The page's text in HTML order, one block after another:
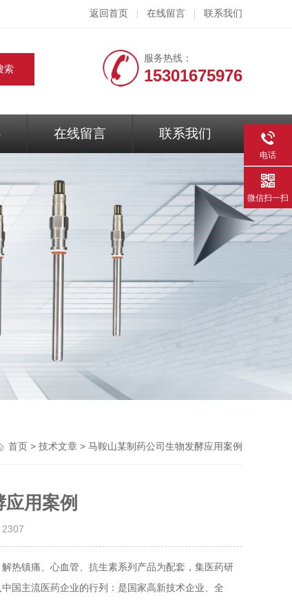
返回首页 在线留言 联系我们
服务热线：
15301675976
在线留言 联系我们
首页 > 技术文章 > 马鞍山某制药公司生物发酵应用案例
用案例
2307
热镇痛、心血管、抗生素系列产品为配套，集医药研
国主流医药企业的行列：是国家高新技术企业、全
电话
微信扫一扫